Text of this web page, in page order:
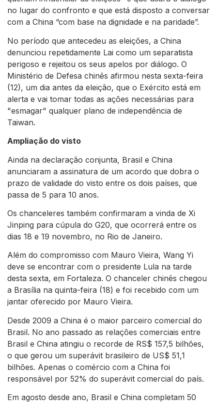
no lugar do confronto e que está disposto a conversar
com a China “com base na dignidade e na paridade”.
No período que antecedeu as eleições, a China
denunciou repetidamente Lai como um separatista
perigoso e rejeitou os seus apelos por diálogo. O
Ministério de Defesa chinês afirmou nesta sexta-feira
(12), um dia antes da eleição, que o Exército está em
alerta e vai tomar todas as ações necessárias para
"esmagar" qualquer plano de independência de
Taiwan.
Ampliação do visto
Ainda na declaração conjunta, Brasil e China
anunciaram a assinatura de um acordo que dobra o
prazo de validade do visto entre os dois países, que
passa de 5 para 10 anos.
Os chanceleres também confirmaram a vinda de Xi
Jinping para cúpula do G20, que ocorrerá entre os
dias 18 e 19 novembro, no Rio de Janeiro.
Além do compromisso com Mauro Vieira, Wang Yi
deve se encontrar com o presidente Lula na tarde
desta sexta, em Fortaleza. O chanceler chinês chegou
a Brasília na quinta-feira (18) e foi recebido com um
jantar oferecido por Mauro Vieira.
Desde 2009 a China é o maior parceiro comercial do
Brasil. No ano passado as relações comerciais entre
Brasil e China atingiu o recorde de RS$ 157,5 bilhões,
o que gerou um superávit brasileiro de US$ 51,1
bilhões. Apenas o comércio com a China foi
responsável por 52% do superávit comercial do país.
Em agosto desde ano, Brasil e China completam 50